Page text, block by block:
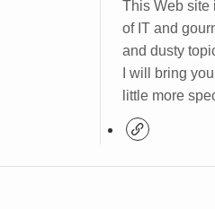
This Web site
of IT and
and dusty
I will bring
little more